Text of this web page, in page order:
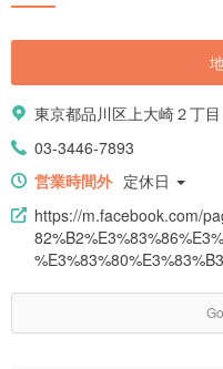
東京都品川区上大崎２丁
03-3446-7893
営業時間外 定休日
https://m.facebook.com/